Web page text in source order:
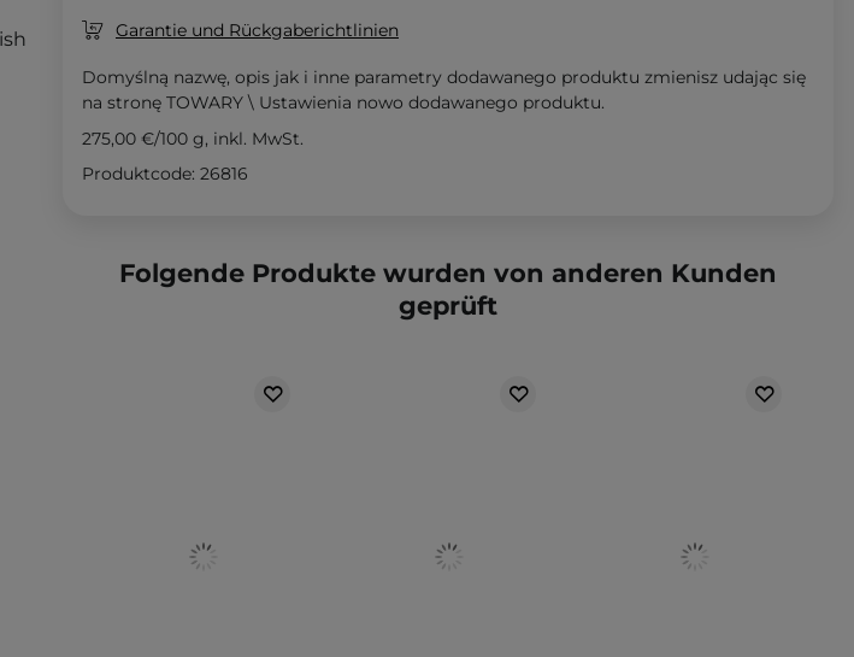
Garantie und Rückgaberichtlinien
Domyślną nazwę, opis jak i inne parametry dodawanego produktu zmienisz udając się
na stronę TOWARY \ Ustawienia nowo dodawanego produktu.
275,00 €/100 g, inkl. MwSt.
Produktcode: 26816
Folgende Produkte wurden von anderen Kunden
geprüft